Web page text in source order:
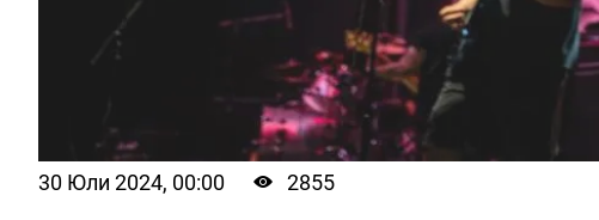
30 Юли 2024, 00:00 2855